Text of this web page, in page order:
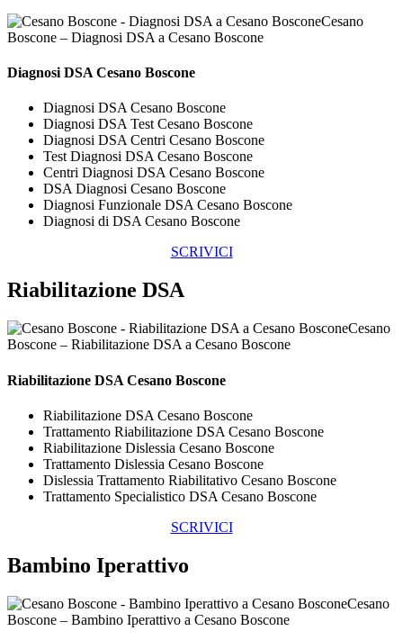
Cesano
Boscone – Diagnosi DSA a Cesano Boscone
Diagnosi DSA Cesano Boscone
Diagnosi DSA Cesano Boscone
Diagnosi DSA Test Cesano Boscone
Diagnosi DSA Centri Cesano Boscone
Test Diagnosi DSA Cesano Boscone
Centri Diagnosi DSA Cesano Boscone
DSA Diagnosi Cesano Boscone
Diagnosi Funzionale DSA Cesano Boscone
Diagnosi di DSA Cesano Boscone
SCRIVICI
Riabilitazione DSA
Cesano
Boscone – Riabilitazione DSA a Cesano Boscone
Riabilitazione DSA Cesano Boscone
Riabilitazione DSA Cesano Boscone
Trattamento Riabilitazione DSA Cesano Boscone
Riabilitazione Dislessia Cesano Boscone
Trattamento Dislessia Cesano Boscone
Dislessia Trattamento Riabilitativo Cesano Boscone
Trattamento Specialistico DSA Cesano Boscone
SCRIVICI
Bambino Iperattivo
Cesano
Boscone – Bambino Iperattivo a Cesano Boscone